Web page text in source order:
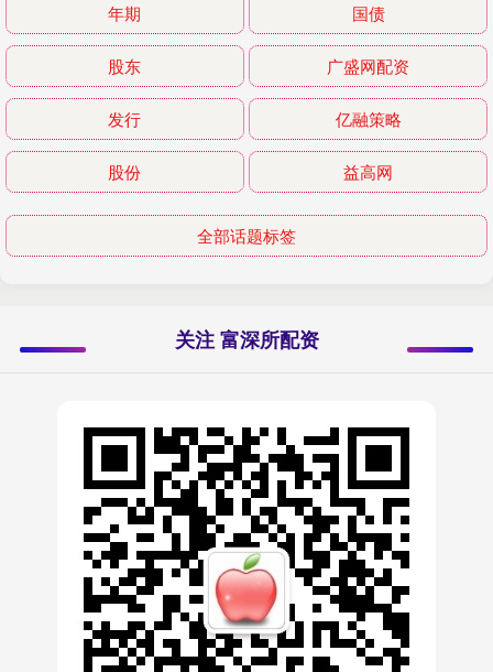
年期 国债
股东 广盛网配资
发行 亿融策略
股份 益高网
全部话题标签
关注 富深所配资